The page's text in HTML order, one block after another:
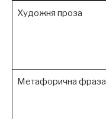
Художня проза
Метафорична фраза